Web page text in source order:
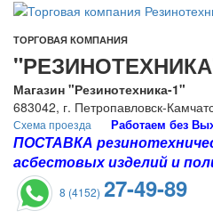
ТОРГОВАЯ КОМПАНИЯ
Магазин "Резинотехника-1"
683042, г. Петропавловск-
Схема проезда Работаем без
ПОСТАВКА
асбестовых изделий и
8 (4152) 27-49-89